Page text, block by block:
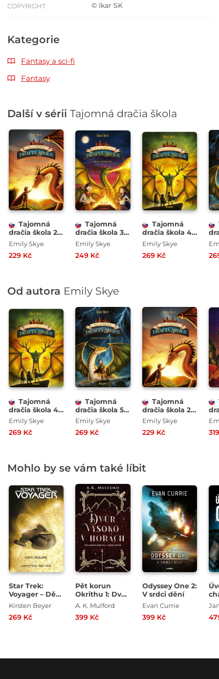
COPYRIGHT © Ikar SK
Kategorie
Fantasy a sci-fi
Fantasy
Další v sérii Tajomná dračia škola
Tajomná
dračia škola 2:
Drak so
striebornými
rohmi
Emily Skye
229 Kč
Tajomná
dračia škola 3:
Návrat
siedmeho rodu
Emily Skye
249 Kč
Tajomná
dračia škola 4:
Prebudenie
plochonožca
Emily Skye
269 Kč
Od autora Emily Skye
Tajomná
dračia škola 4:
Prebudenie
plochonožca
Emily Skye
269 Kč
Tajomná
dračia škola 5:
Tribunál
siedmich
plameňov
Emily Skye
269 Kč
Tajomná
dračia škola 2:
Drak so
striebornými
rohmi
Emily Skye
229 Kč
Mohlo by se vám také líbit
Star Trek:
Voyager – Děti
bouře
Kirsten Beyer
269 Kč
Pět korun
Okrithu 1: Dvůr
vysoko v
A. K. Mulford
399 Kč
Odyssey One 2:
V srdci dění
Evan Currie
399 Kč